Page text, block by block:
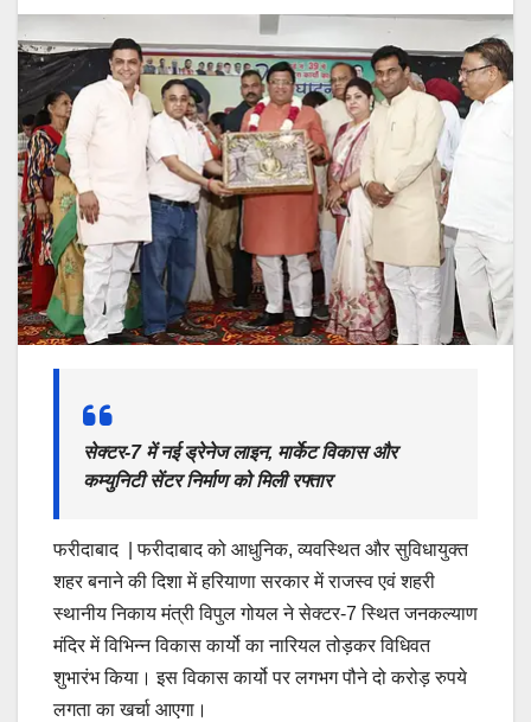
सेक्टर-7 में नई ड्रेनेज लाइन, मार्केट विकास और
कम्युनिटी सेंटर निर्माण को मिली रफ्तार
फरीदाबाद | फरीदाबाद को आधुनिक, व्यवस्थित और सुविधायुक्त
शहर बनाने की दिशा में हरियाणा सरकार में राजस्व एवं शहरी
स्थानीय निकाय मंत्री विपुल गोयल ने सेक्टर-7 स्थित जनकल्याण
मंदिर में विभिन्न विकास कार्यो का नारियल तोड़कर विधिवत
शुभारंभ किया। इस विकास कार्यो पर लगभग पौने दो करोड़ रुपये
लगता का खर्चा आएगा।